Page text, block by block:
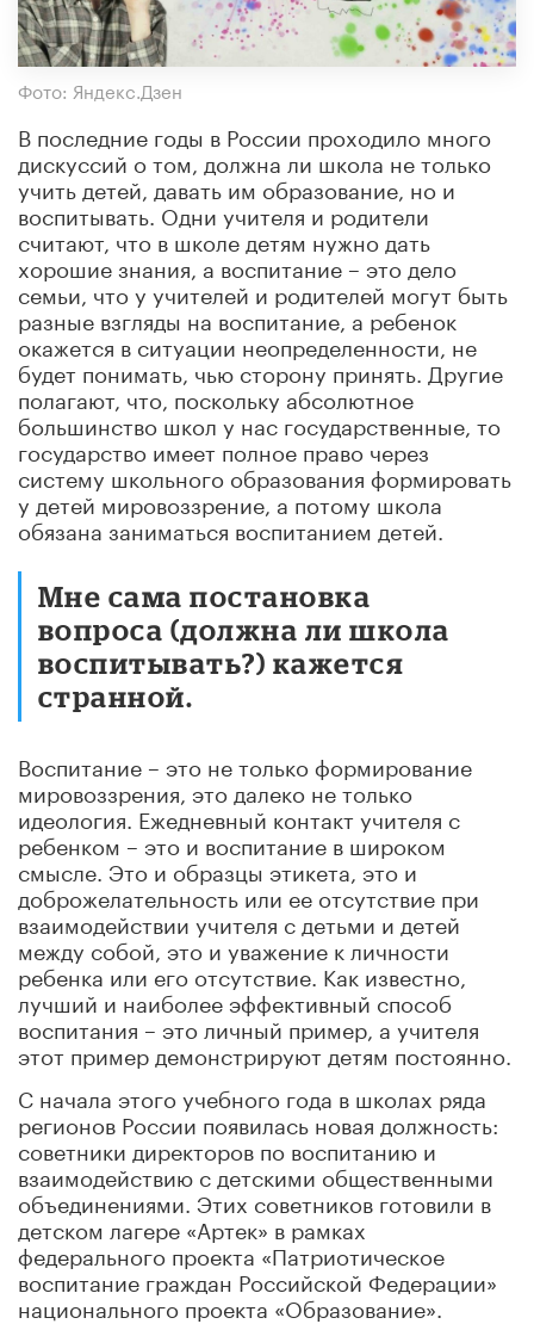
Фото: Яндекс.Дзен
В последние годы в России проходило много
дискуссий о том, должна ли школа не только
учить детей, давать им образование, но и
воспитывать. Одни учителя и родители
считают, что в школе детям нужно дать
хорошие знания, а воспитание – это дело
семьи, что у учителей и родителей могут быть
разные взгляды на воспитание, а ребенок
окажется в ситуации неопределенности, не
будет понимать, чью сторону принять. Другие
полагают, что, поскольку абсолютное
большинство школ у нас государственные, то
государство имеет полное право через
систему школьного образования формировать
у детей мировоззрение, а потому школа
обязана заниматься воспитанием детей.
Мне сама постановка
вопроса (должна ли школа
воспитывать?) кажется
странной.
Воспитание – это не только формирование
мировоззрения, это далеко не только
идеология. Ежедневный контакт учителя с
ребенком – это и воспитание в широком
смысле. Это и образцы этикета, это и
доброжелательность или ее отсутствие при
взаимодействии учителя с детьми и детей
между собой, это и уважение к личности
ребенка или его отсутствие. Как известно,
лучший и наиболее эффективный способ
воспитания – это личный пример, а учителя
этот пример демонстрируют детям постоянно.
С начала этого учебного года в школах ряда
регионов России появилась новая должность:
советники директоров по воспитанию и
взаимодействию с детскими общественными
объединениями. Этих советников готовили в
детском лагере «Артек» в рамках
федерального проекта «Патриотическое
воспитание граждан Российской Федерации»
национального проекта «Образование».